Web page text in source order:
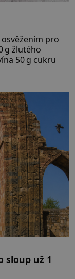
pro
50 g cukru
sloup už 1